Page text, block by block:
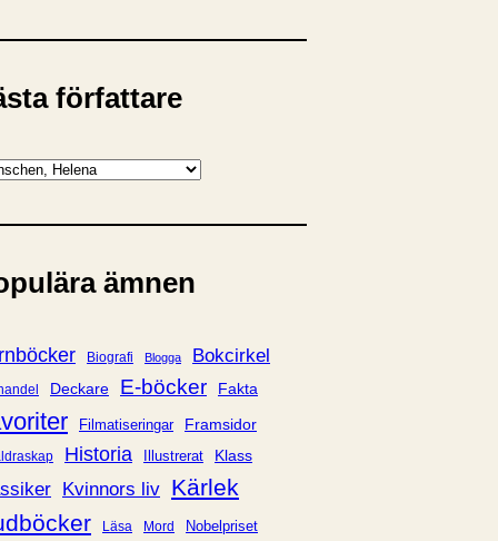
författare
ämnen
Biografi Blogga Bokcirkel
Deckare E-böcker Fakta
Filmatiseringar Framsidor
Historia Illustrerat Klass
Kvinnors liv Kärlek
Läsa Mord Nobelpriset